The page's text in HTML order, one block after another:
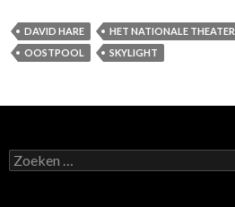
DAVID HARE HET NATIONALE THEATER
OOSTPOOL
SKYLIGHT
Zoeken
naar: